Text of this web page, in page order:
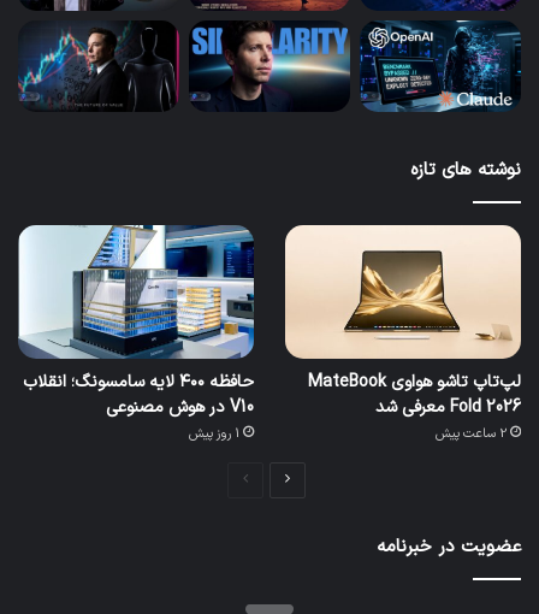
نوشته های تازه
لپ‌تاپ تاشو هواوی MateBook
Fold 2026 معرفی شد
2 ساعت پیش
حافظه ۴۰۰ لایه سامسونگ؛ انقلاب
V10 در هوش مصنوعی
1 روز پیش
عضویت در خبرنامه